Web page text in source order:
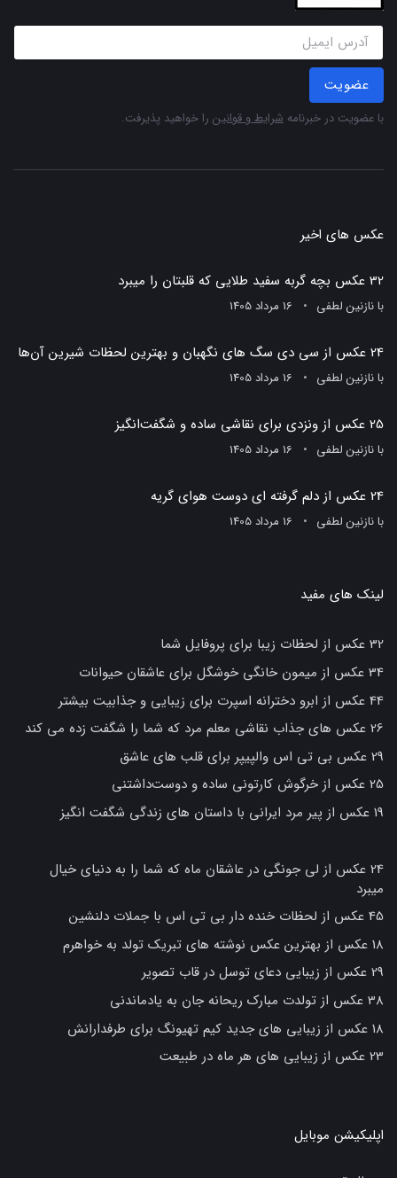
عضویت
با عضویت در خبرنامه شرایط و قوانین را خواهید پذیرفت.
عکس های اخیر
32 عکس بچه گربه سفید طلایی که قلبتان را میبرد
بانازنین لطفی 16 مرداد 1405
24 عکس از سی دی سگ های نگهبان و بهترین لحظات شیرین آن‌ها
بانازنین لطفی 16 مرداد 1405
25 عکس از ونزدی برای نقاشی ساده و شگفت‌انگیز
بانازنین لطفی 16 مرداد 1405
24 عکس از دلم گرفته ای دوست هوای گریه
بانازنین لطفی 16 مرداد 1405
لینک های مفید
32 عکس از لحظات زیبا برای پروفایل شما
34 عکس از میمون خانگی خوشگل برای عاشقان حیوانات
44 عکس از ابرو دخترانه اسپرت برای زیبایی و جذابیت بیشتر
26 عکس های جذاب نقاشی معلم مرد که شما را شگفت زده می کند
29 عکس بی تی اس والپیپر برای قلب های عاشق
25 عکس از خرگوش کارتونی ساده و دوست‌داشتنی
19 عکس از پیر مرد ایرانی با داستان های زندگی شگفت انگیز
24 عکس از لی جونگی در عاشقان ماه که شما را به دنیای خیال
میبرد
45 عکس از لحظات خنده دار بی تی اس با جملات دلنشین
18 عکس از بهترین عکس نوشته های تبریک تولد به خواهرم
29 عکس از زیبایی دعای توسل در قاب تصویر
38 عکس از تولدت مبارک ریحانه جان به یادماندنی
18 عکس از زیبایی های جدید کیم تهیونگ برای طرفدارانش
23 عکس از زیبایی های هر ماه در طبیعت
اپلیکیشن موبایل